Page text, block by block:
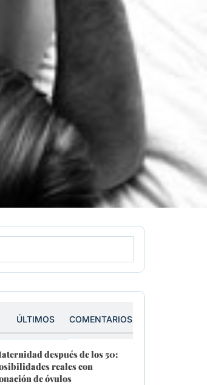
ÚLTIMOS COMENTARIOS
después de los 50:
reales con
de óvulos